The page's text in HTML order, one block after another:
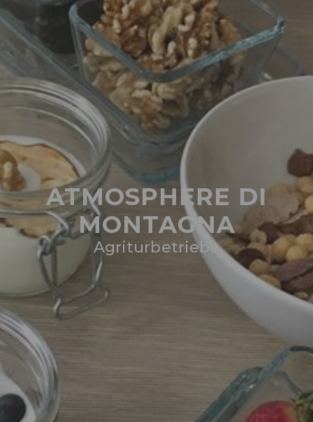
ATMOSPHERE DI
MONTAGNA
Agriturbetriebe